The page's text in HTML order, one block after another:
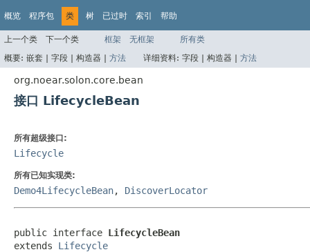
概览 程序包 类 树 已过时 索引 帮助
上一个类 下一个类 框架 无框架
所有类
概要: 嵌套 | 字段 | 构造器 | 方法 详细资料: 字段 | 构造器 | 方法
org.noear.solon.core.bean
接口 LifecycleBean
所有超级接口:
Lifecycle
所有已知实现类:
Demo4LifecycleBean, DiscoverLocator
public interface LifecycleBean
extends Lifecycle